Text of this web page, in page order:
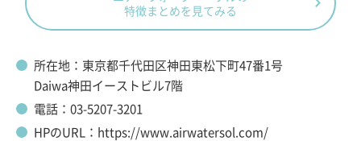
特徴まとめを見てみる
所在地：東京都千代田区神田東松下町47番1号
Daiwa神田イーストビル7階
電話：03-5207-3201
HPのURL：https://www.airwatersol.com/